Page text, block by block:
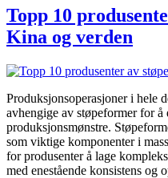
Topp 10
Kina og verden
Produksjonsoperasjoner i hele
avhengige av støpeformer for
produksjonsmønstre.
som viktige komponenter i
for produsenter å lage
med enestående konsistens og